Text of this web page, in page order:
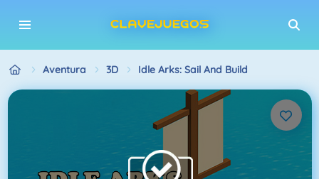
Aventura 3D Idle Arks: Sail And Build